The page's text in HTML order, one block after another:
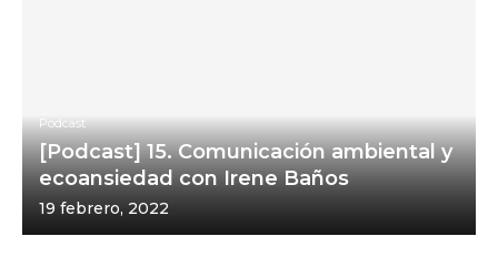
Podcast
[Podcast] 15. Comunicación ambiental y
ecoansiedad con Irene Baños
19 febrero, 2022